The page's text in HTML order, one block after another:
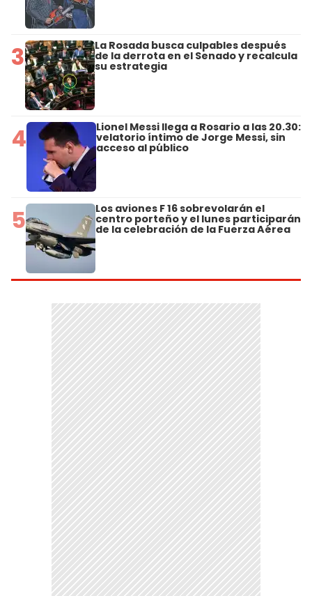
3 La Rosada busca culpables después
de la derrota en el Senado y recalcula
su estrategia
4 Lionel Messi llega a Rosario a las 20.30:
velatorio íntimo de Jorge Messi, sin
acceso al público
5 Los aviones F 16 sobrevolarán el
centro porteño y el lunes participarán
de la celebración de la Fuerza Aérea